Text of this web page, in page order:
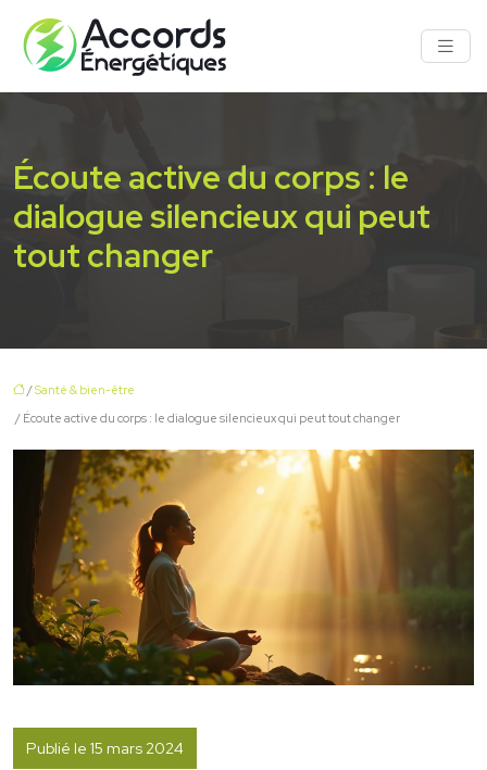
Écoute active du corps : le
dialogue silencieux qui peut
tout changer
/Santé & bien-être
/ Écoute active du corps : le dialogue silencieux qui peut tout changer
Publié le 15 mars 2024